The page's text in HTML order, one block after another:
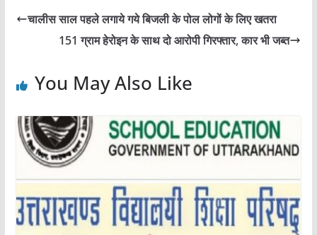
e
b
o
er l s
A
p
e
चालीस साल पहले लगाये गये बिजली के पोल लोगों के लिए खतरा
151 ग्राम हेरोइन के साथ दो आरोपी गिरफ्तार, कार भी जब्त
You May Also Like